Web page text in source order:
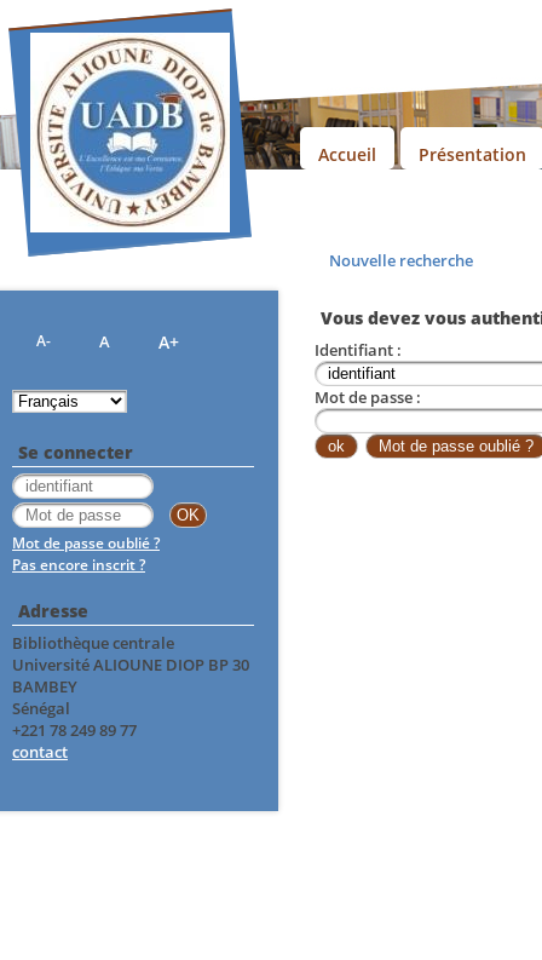
Nouvelle recherche
Vous devez vous
Identifiant :
Mot de passe :
Accueil Présentation
A- A A+
Se connecter
Mot de passe oublié ?
Pas encore inscrit ?
Adresse
Bibliothèque centrale
Université ALIOUNE DIOP BP 30
BAMBEY
Sénégal
+221 78 249 89 77
contact